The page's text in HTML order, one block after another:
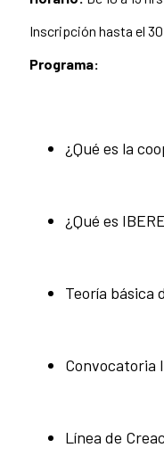
Inscripción hasta el
Programa:
¿Qué es la
¿Qué es
Teoría básica
Convocatoria
Línea de